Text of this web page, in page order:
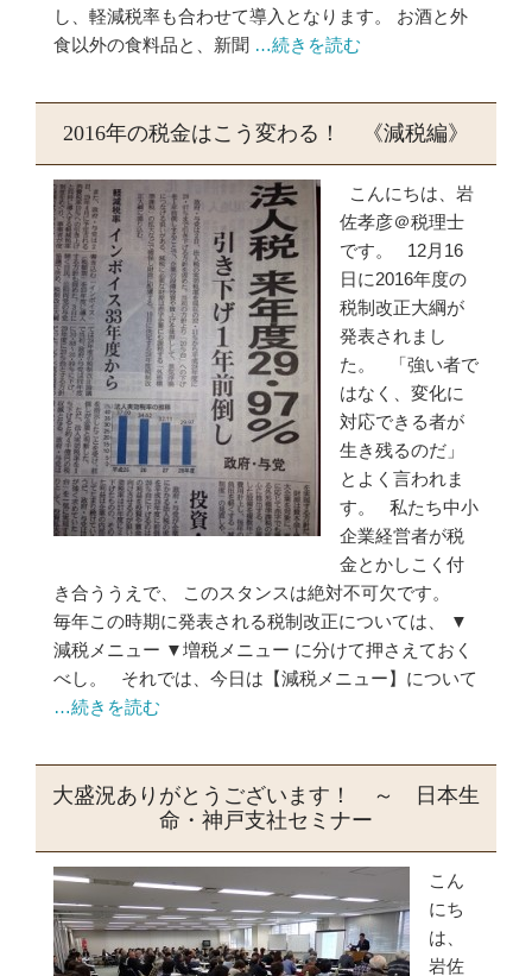
し、軽減税率も合わせて導入となります。 お酒と外
食以外の食料品と、新聞 …続きを読む
2016年の税金はこう変わる！ 《減税編》
こんにちは、岩
佐孝彦＠税理士
です。 12月16
日に2016年度の
税制改正大綱が
発表されまし
た。 「強い者で
はなく、変化に
対応できる者が
生き残るのだ」
とよく言われま
す。 私たち中小
企業経営者が税
金とかしこく付
き合ううえで、 このスタンスは絶対不可欠です。
毎年この時期に発表される税制改正については、 ▼
減税メニュー ▼増税メニュー に分けて押さえておく
べし。 それでは、今日は【減税メニュー】について
…続きを読む
大盛況ありがとうございます！ ～ 日本生
命・神戸支社セミナー
こん
にち
は、
岩佐